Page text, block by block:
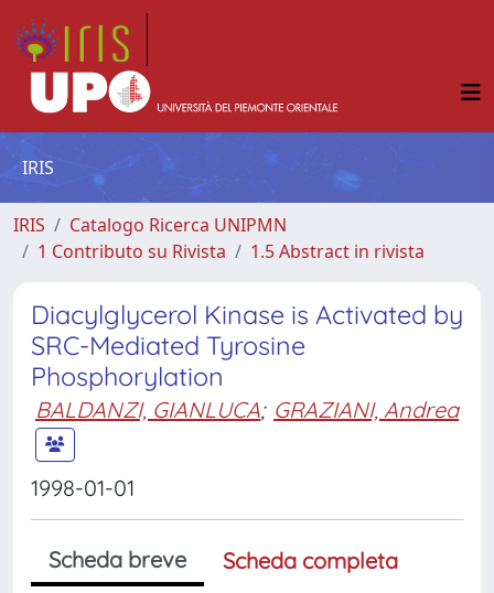
IRIS
IRIS
Catalogo Ricerca UNIPMN
1 Contributo su Rivista
1.5 Abstract in rivista
Diacylglycerol Kinase is Activated by
SRC-Mediated Tyrosine
Phosphorylation
BALDANZI, GIANLUCA; GRAZIANI, Andrea
1998-01-01
Scheda breve
Scheda completa